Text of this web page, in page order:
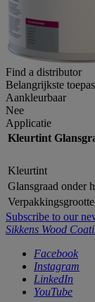
Find a distributor
Belangrijkste
Aankleurbaar
Nee
Applicatie
Kleurtint
Kleurtint
Glansgraad onder
Verpakkingsgrootte
Subscribe to our
Sikkens Wood
Facebook
Instagram
LinkedIn
YouTube